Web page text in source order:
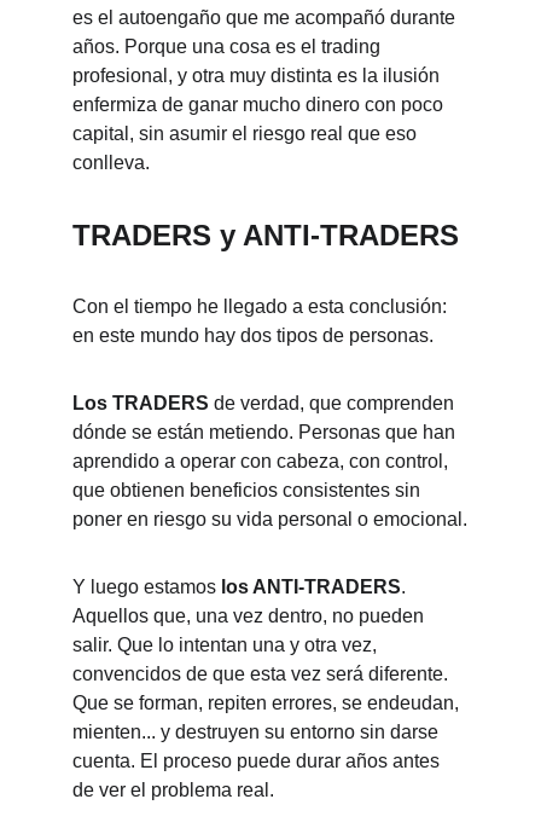
es el autoengaño que me acompañó durante
años. Porque una cosa es el trading
profesional, y otra muy distinta es la ilusión
enfermiza de ganar mucho dinero con poco
capital, sin asumir el riesgo real que eso
conlleva.
TRADERS y ANTI-TRADERS
Con el tiempo he llegado a esta conclusión:
en este mundo hay dos tipos de personas.
Los TRADERS de verdad, que comprenden
dónde se están metiendo. Personas que han
aprendido a operar con cabeza, con control,
que obtienen beneficios consistentes sin
poner en riesgo su vida personal o emocional.
Y luego estamos los ANTI-TRADERS.
Aquellos que, una vez dentro, no pueden
salir. Que lo intentan una y otra vez,
convencidos de que esta vez será diferente.
Que se forman, repiten errores, se endeudan,
mienten... y destruyen su entorno sin darse
cuenta. El proceso puede durar años antes
de ver el problema real.